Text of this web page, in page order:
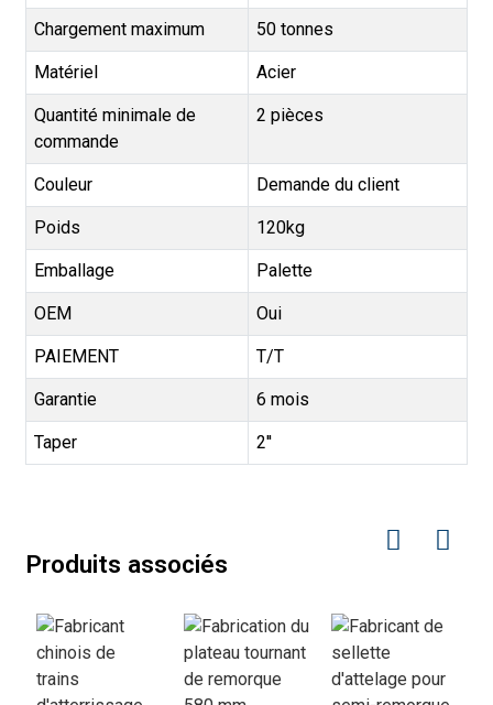
Chargement maximum 50 tonnes
Matériel Acier
Quantité minimale de
commande
2 pièces
Couleur Demande du client
Poids 120kg
Emballage Palette
OEM Oui
PAIEMENT T/T
Garantie 6 mois
Taper 2''
Produits associés